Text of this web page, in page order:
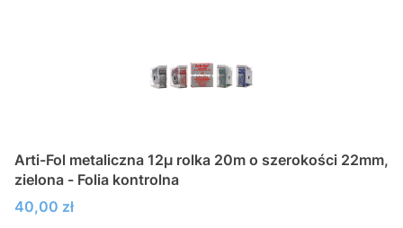
Arti-Fol metaliczna 12µ rolka 20m o szerokości 22mm,
zielona - Folia kontrolna
Cena
40,00 zł